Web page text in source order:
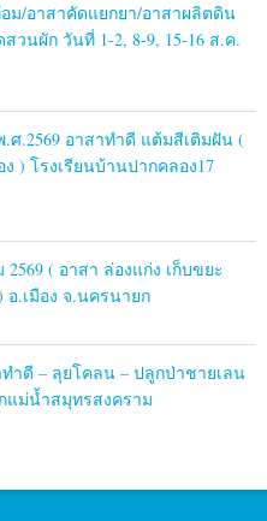
ม/อาสาคัดแยกยา/อาสาผลิตดิน
วนผัก วันที่ 1-2, 8-9, 15-16 ส.ค.
ศ.2569 อาสาทำดี แต้มสีเติมฝัน (
) โรงเรียนบ้านปากคลอง17
( อาสา ล่องแก่ง เก็บขยะ
.เมือง จ.นครนายก
ำดี – ลุยโคลน – ปลูกป่าชายเลน
แม่น้ำสมุทรสงคราม